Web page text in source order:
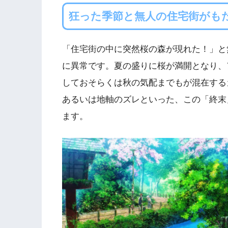
狂った季節と無人の住宅街がも
「住宅街の中に突然桜の森が現れた！」
に異常です。夏の盛りに桜が満開となり
しておそらくは秋の気配までもが混在す
あるいは地軸のズレといった、この「終
ます。